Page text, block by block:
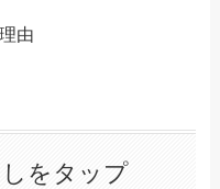
由
をタップ